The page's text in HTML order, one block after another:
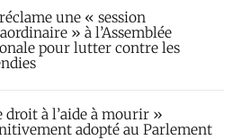
une « session
» à l’Assemblée
pour lutter contre les
droit à l’aide à mourir »
adopté au Parlement